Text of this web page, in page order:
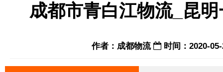
成都市青白江物流_昆
作者：成都物流 时间：2020-